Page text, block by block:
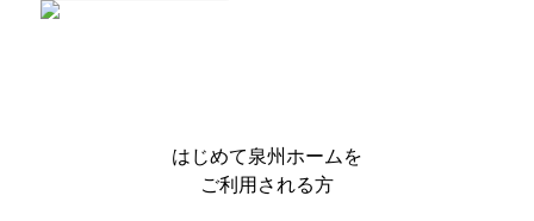
はじめて泉州ホームを
ご利用される方